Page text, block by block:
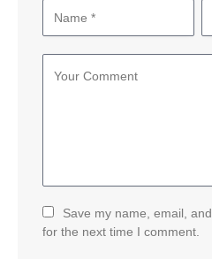
Save my name, email,
for the next time I comment.